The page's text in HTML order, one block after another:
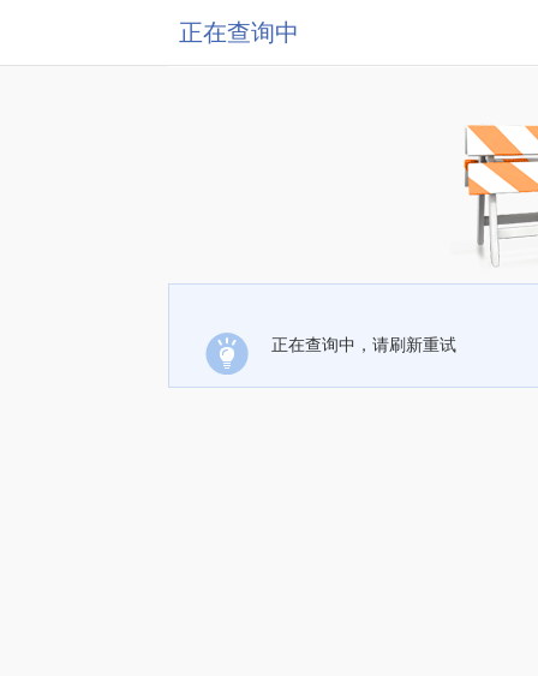
正在查询中
正在查询中，请刷新重试